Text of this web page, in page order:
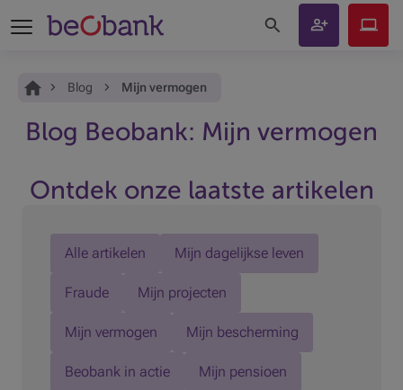
Je bent hier:
Home Blog Mijn vermogen
Blog Beobank: Mijn vermogen
Ontdek onze laatste artikelen
Alle artikelen Mijn dagelijkse leven
Fraude Mijn projecten
Mijn vermogen Mijn bescherming
Beobank in actie Mijn pensioen